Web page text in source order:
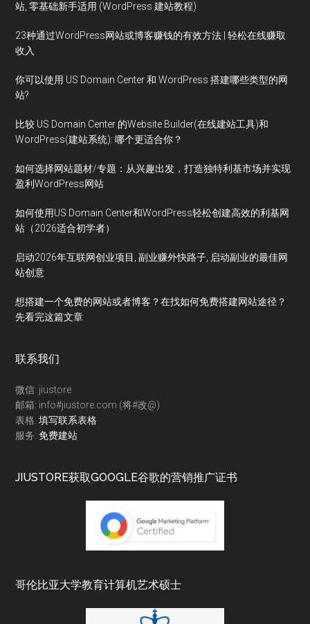
站, 零基础新手适用 (WordPress 建站教程)
23种通过WordPress网站或博客赚钱的有效方法 | 轻松在线赚取
收入
你可以使用 US Domain Center 和 WordPress 搭建哪些类型的网
站?
比较 US Domain Center 的Website Builder(在线建站工具)和
WordPress(建站系统): 哪个更适合你？
如何选择网站题材/专题：从兴趣出发，打造独特利基市场并实现
盈利WordPress网站
如何使用US Domain Center和WordPress轻松创建高效的利基网
站（2026适合初学者）
启动2026年互联网创业项目, 副业赚外快路子, 启动副业的最佳网
站创意
想搭建一个免费的网站或者博客？在找如何免费搭建网站途径？
先看完这篇文章
联系我们
微信: jiustore
邮箱: info#jiustore.com (将#改@)
表格:填写联系表格
服务:免费建站
JIUSTORE获取GOOGLE谷歌的营销推广证书
哥伦比亚大学教育计算机艺术硕士